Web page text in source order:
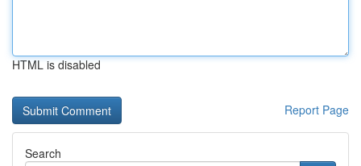
HTML is disabled
Report Page
Search